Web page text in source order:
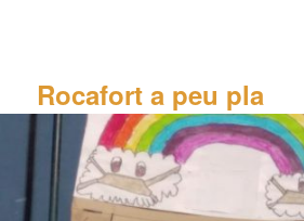
Rocafort a peu pla